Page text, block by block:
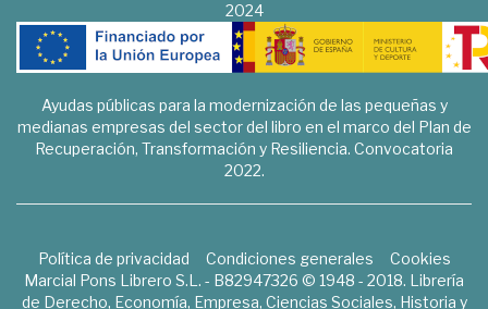
2024
Ayudas públicas para la modernización de las pequeñas y
medianas empresas del sector del libro en el marco del Plan de
Recuperación, Transformación y Resiliencia. Convocatoria
2022.
Política de privacidad Condiciones generales
Cookies
Marcial Pons Librero S.L. - B82947326 © 1948 - 2018. Librería
de Derecho, Economía, Empresa, Ciencias Sociales, Historia y